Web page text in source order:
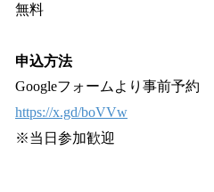
無料
申込方法
Googleフォームより事前予約
https://x.gd/boVVw
※当日参加歓迎